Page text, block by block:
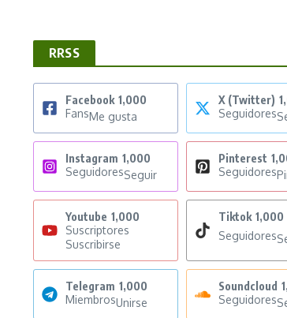
RRSS
Facebook 1,000
FansMe gusta
X (Twitter)
Seguidores
Instagram 1,000
SeguidoresSeguir
Pinterest
Seguidores
Youtube 1,000
Suscriptores
Suscribirse
Tiktok 1,000
Seguidores
Telegram 1,000
MiembrosUnirse
Soundcloud
Seguidores